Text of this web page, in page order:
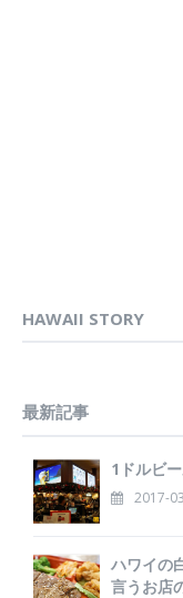
HAWAII STORY
最新記事
1ドルビ
2017-
ハワイの
言うお店